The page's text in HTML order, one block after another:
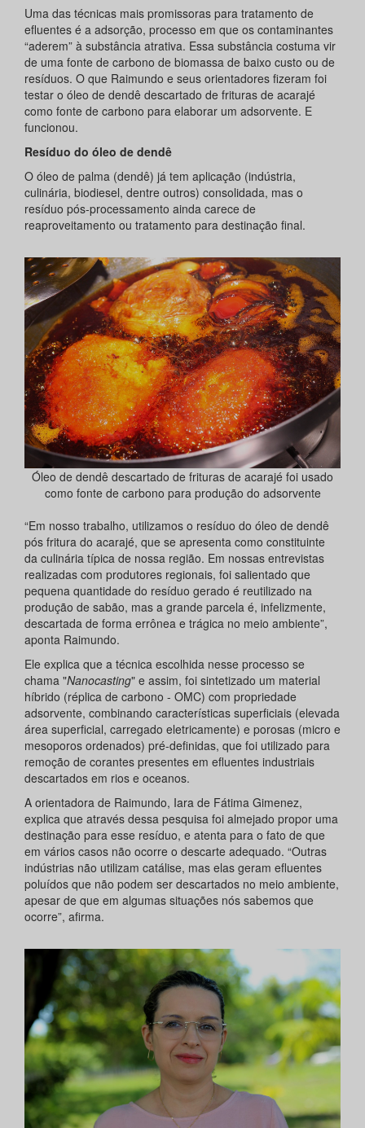
Uma das técnicas mais promissoras para tratamento de
efluentes é a adsorção, processo em que os contaminantes
“aderem” à substância atrativa. Essa substância costuma vir
de uma fonte de carbono de biomassa de baixo custo ou de
resíduos. O que Raimundo e seus orientadores fizeram foi
testar o óleo de dendê descartado de frituras de acarajé
como fonte de carbono para elaborar um adsorvente. E
funcionou.
Resíduo do óleo de dendê
O óleo de palma (dendê) já tem aplicação (indústria,
culinária, biodiesel, dentre outros) consolidada, mas o
resíduo pós-processamento ainda carece de
reaproveitamento ou tratamento para destinação final.
Óleo de dendê descartado de frituras de acarajé foi usado
como fonte de carbono para produção do adsorvente
“Em nosso trabalho, utilizamos o resíduo do óleo de dendê
pós fritura do acarajé, que se apresenta como constituinte
da culinária típica de nossa região. Em nossas entrevistas
realizadas com produtores regionais, foi salientado que
pequena quantidade do resíduo gerado é reutilizado na
produção de sabão, mas a grande parcela é, infelizmente,
descartada de forma errônea e trágica no meio ambiente”,
aponta Raimundo.
Ele explica que a técnica escolhida nesse processo se
chama "Nanocasting" e assim, foi sintetizado um material
híbrido (réplica de carbono - OMC) com propriedade
adsorvente, combinando características superficiais (elevada
área superficial, carregado eletricamente) e porosas (micro e
mesoporos ordenados) pré-definidas, que foi utilizado para
remoção de corantes presentes em efluentes industriais
descartados em rios e oceanos.
A orientadora de Raimundo, Iara de Fátima Gimenez,
explica que através dessa pesquisa foi almejado propor uma
destinação para esse resíduo, e atenta para o fato de que
em vários casos não ocorre o descarte adequado. “Outras
indústrias não utilizam catálise, mas elas geram efluentes
poluídos que não podem ser descartados no meio ambiente,
apesar de que em algumas situações nós sabemos que
ocorre”, afirma.